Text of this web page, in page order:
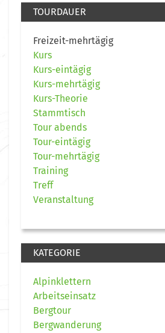
TOURDAUER
Freizeit-mehrtägig
Kurs
Kurs-eintägig
Kurs-mehrtägig
Kurs-Theorie
Stammtisch
Tour abends
Tour-eintägig
Tour-mehrtägig
Training
Treff
Veranstaltung
KATEGORIE
Alpinklettern
Arbeitseinsatz
Bergtour
Bergwanderung